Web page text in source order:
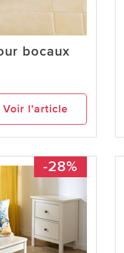
bocaux
Voir l’article
-28%